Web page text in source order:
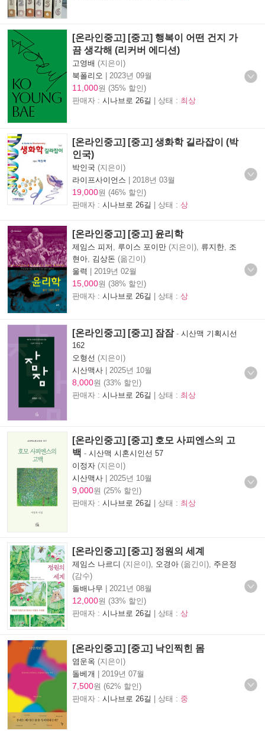
[온라인중고] [중고] 행복이 어떤 건지 가
끔 생각해 (리커버 에디션)
고영배 (지은이)
북폴리오 | 2023년 09월
11,000원 (35% 할인)
판매자 : 시나브로 26길 | 상태 : 최상
[온라인중고] [중고] 생화학 길라잡이 (박
인국)
박인국 (지은이)
라이프사이언스 | 2018년 03월
19,000원 (46% 할인)
판매자 : 시나브로 26길 | 상태 : 상
[온라인중고] [중고] 윤리학
제임스 피저 루이스 포이만 (지은이), 류지한 조
현아 김상돈 (옮긴이)
울력 | 2019년 02월
15,000원 (38% 할인)
판매자 : 시나브로 26길 | 상태 : 상
[온라인중고] [중고] 잠잠- 시산맥 기획시선
162
오형선 (지은이)
시산맥사 | 2025년 10월
8,000원 (33% 할인)
판매자 : 시나브로 26길 | 상태 : 최상
[온라인중고] [중고] 호모 사피엔스의 고
백 - 시산맥 시혼시인선 57
이정자 (지은이)
시산맥사 | 2025년 10월
9,000원 (25% 할인)
판매자 : 시나브로 26길 | 상태 : 최상
[온라인중고] [중고] 정원의 세계
제임스 나르디 (지은이), 오경아 (옮긴이), 주은정
(감수)
돌배나무 | 2021년 08월
12,000원 (33% 할인)
판매자 : 시나브로 26길 | 상태 : 상
[온라인중고] [중고] 낙인찍힌 몸
염운옥 (지은이)
돌베개 | 2019년 07월
7,500원 (62% 할인)
판매자 : 시나브로 26길 | 상태 : 중